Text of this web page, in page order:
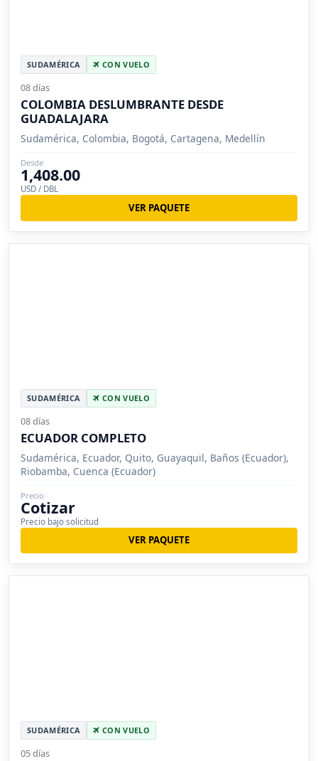
SUDAMÉRICA CON VUELO
08 días
COLOMBIA DESLUMBRANTE DESDE
GUADALAJARA
Sudamérica, Colombia, Bogotá, Cartagena, Medellín
Desde
1,408.00
USD / DBL
VER PAQUETE
SUDAMÉRICA CON VUELO
08 días
ECUADOR COMPLETO
Sudamérica, Ecuador, Quito, Guayaquil, Baños (Ecuador),
Riobamba, Cuenca (Ecuador)
Precio
Cotizar
Precio bajo solicitud
VER PAQUETE
SUDAMÉRICA CON VUELO
05 días